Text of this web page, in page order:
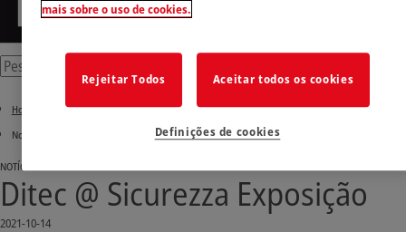
Home
Notícias e Histórias de sucesso
NOTÍCIAS
Ditec @ Sicurezza Exposição
2021-10-14
mais sobre o uso de cookies.
Rejeitar Todos Aceitar todos os cookies
Definições de cookies